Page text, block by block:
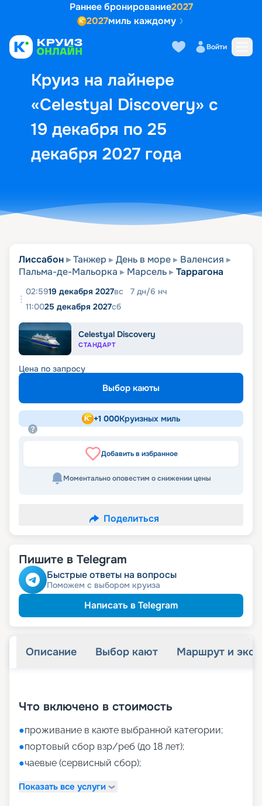
Раннее бронирование2027
2027миль каждому
Войти
Круиз на лайнере
«Celestyal Discovery» с
19 декабря по 25
декабря 2027 года
Выбор кают Маршрут и
Лиссабон Танжер День в море
Валенсия
Пальма-де-Мальорка
Марсель Таррагона
02:5919 декабря 2027вс 7 дн/6 нч
11:0025 декабря 2027сб
Celestyal Discovery
СТАНДАРТ
Цена по запросу
Выбор каюты
+1 000Круизных миль
Добавить в избранное
Моментально оповестим о снижении цены
Поделиться
Пишите в Telegram
Быстрые ответы на вопросы
Поможем с выбором круиза
Написать в Telegram
Описание Выбор кают Маршрут и
Что включено в стоимость
●проживание в каюте выбранной категории;
●портовый сбор взр/реб (до 18 лет);
●чаевые (сервисный сбор);
Показать все услуги